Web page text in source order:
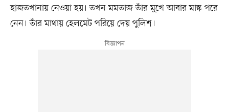
হাজতখানায় নেওয়া হয়। তখন মমতাজ তাঁর মুখে আবার মাস্ক পরে
নেন। তাঁর মাথায় হেলমেট পরিয়ে দেয় পুলিশ।